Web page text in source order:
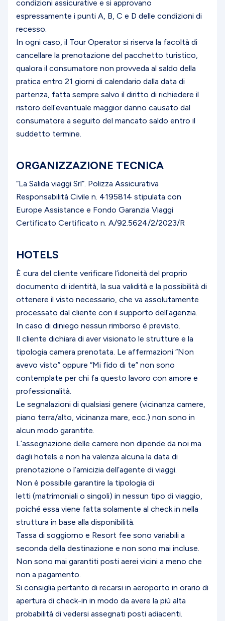
condizioni assicurative e si approvano
espressamente i punti A, B, C e D delle condizioni di
recesso.
In ogni caso, il Tour Operator si riserva la facoltà di
cancellare la prenotazione del pacchetto turistico,
qualora il consumatore non provveda al saldo della
pratica entro 21 giorni di calendario dalla data di
partenza, fatta sempre salvo il diritto di richiedere il
ristoro dell’eventuale maggior danno causato dal
consumatore a seguito del mancato saldo entro il
suddetto termine.
ORGANIZZAZIONE TECNICA
“La Salida viaggi Srl”. Polizza Assicurativa
Responsabilità Civile n. 4195814 stipulata con
Europe Assistance e Fondo Garanzia Viaggi
Certificato Certificato n. A/92.5624/2/2023/R
HOTELS
È cura del cliente verificare l’idoneità del proprio
documento di identità, la sua validità e la possibilità di
ottenere il visto necessario, che va assolutamente
processato dal cliente con il supporto dell’agenzia.
In caso di diniego nessun rimborso è previsto.
Il cliente dichiara di aver visionato le strutture e la
tipologia camera prenotata. Le affermazioni “Non
avevo visto” oppure “Mi fido di te” non sono
contemplate per chi fa questo lavoro con amore e
professionalità.
Le segnalazioni di qualsiasi genere (vicinanza camere,
piano terra/alto, vicinanza mare, ecc.) non sono in
alcun modo garantite.
L’assegnazione delle camere non dipende da noi ma
dagli hotels e non ha valenza alcuna la data di
prenotazione o l’amicizia dell’agente di viaggi.
Non è possibile garantire la tipologia di
letti (matrimoniali o singoli) in nessun tipo di viaggio,
poiché essa viene fatta solamente al check in nella
struttura in base alla disponibilità.
Tassa di soggiorno e Resort fee sono variabili a
seconda della destinazione e non sono mai incluse.
Non sono mai garantiti posti aerei vicini a meno che
non a pagamento.
Si consiglia pertanto di recarsi in aeroporto in orario di
apertura di check-in in modo da avere la più alta
probabilità di vedersi assegnati posti adiacenti.